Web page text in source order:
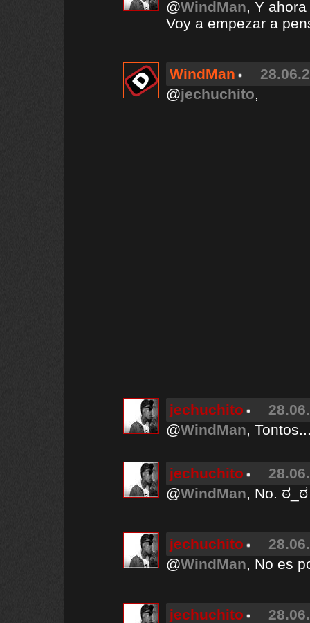
@WindMan, Y
Voy a empezar a
WindMan
@jechuchito,
jechuchito
@WindMan,
jechuchito
@WindMan, No. ಠ_ಠ
jechuchito
@WindMan, No es
jechuchito